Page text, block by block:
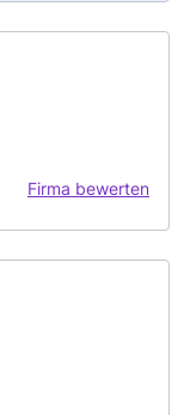
Firma bewerten